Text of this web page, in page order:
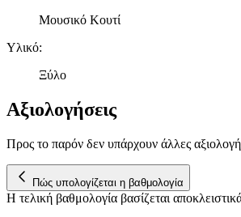
Μουσικό Κουτί
Υλικό:
Ξύλο
Αξιολογήσεις
Προς το παρόν δεν υπάρχουν άλλες
Πώς υπολογίζεται η βαθμολογία
Η τελική βαθμολογία βασίζεται